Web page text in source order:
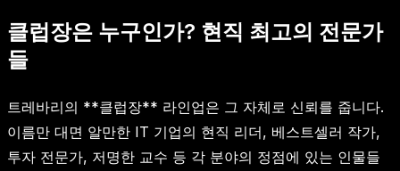
클럽장은 누구인가? 현직 최고의 전문가
들
트레바리의 **클럽장** 라인업은 그 자체로 신뢰를 줍니다.
이름만 대면 알만한 IT 기업의 현직 리더, 베스트셀러 작가,
투자 전문가, 저명한 교수 등 각 분야의 정점에 있는 인물들